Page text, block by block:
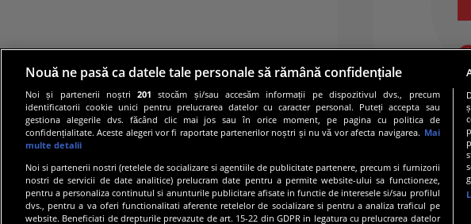
© 2019 PRO TV S.R.L |
Nouă ne pasă ca datele tale personale să rămână confidențiale
Noi și partenerii noștri201 stocăm și/sau accesăm informații pe dispozitivul dvs., precum
identificatorii cookie unici pentru prelucrarea datelor cu caracter personal. Puteți accepta sau
gestiona alegerile dvs. făcând clic mai jos sau în orice moment, pe pagina cu politica de
confidențialitate. Aceste alegeri vor fi raportate partenerilor noștri și nu vă vor afecta navigarea. Mai
multe detalii
Noi si partenerii nostri (retelele de socializare si agentiile de publicitate partenere, precum si furnizorii
nostri de servicii de date analitice) prelucram date pentru a permite website-ului sa functioneze,
pentru a personaliza continutul si anunturile publicitare afisate in functie de interesele si/sau profilul
dvs., pentru a va oferi functionalitati aferente retelelor de socializare si pentru a analiza traficul pe
website. Beneficiati de drepturile prevazute de art. 15-22 din GDPR in legatura cu prelucrarea datelor